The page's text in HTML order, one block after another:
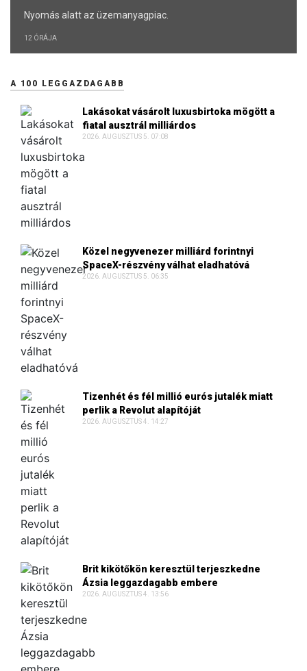
Nyomás alatt az üzemanyagpiac.
12 ÓRÁJA
A 100 LEGGAZDAGABB
Lakásokat vásárolt luxusbirtoka mögött a
fiatal ausztrál milliárdos
2026. AUGUSZTUS 5. 07:08
Közel negyvenezer milliárd forintnyi
SpaceX-részvény válhat eladhatóvá
2026. AUGUSZTUS 5. 06:35
Tizenhét és fél millió eurós jutalék miatt
perlik a Revolut alapítóját
2026. AUGUSZTUS 4. 14:27
Brit kikötőkön keresztül terjeszkedne
Ázsia leggazdagabb embere
2026. AUGUSZTUS 4. 13:56